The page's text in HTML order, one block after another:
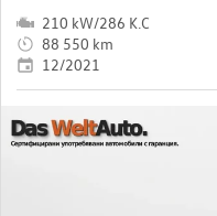
210 kW/286 K.C
88 550 km
12/2021